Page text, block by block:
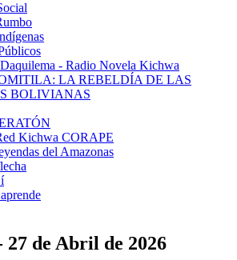
- Radio Novela Kichwa
LA REBELDÍA DE LAS
BOLIVIANAS
Kichwa CORAPE
del Amazonas
27 de Abril de 2026